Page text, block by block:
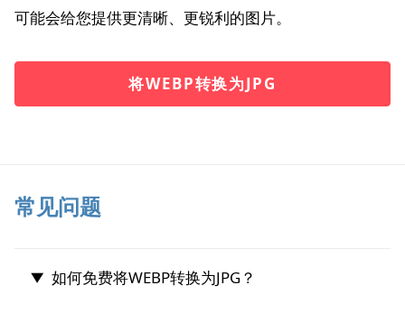
可能会给您提供更清晰、更锐利的图片。
将WEBP转换为JPG
常见问题
如何免费将WEBP转换为JPG？